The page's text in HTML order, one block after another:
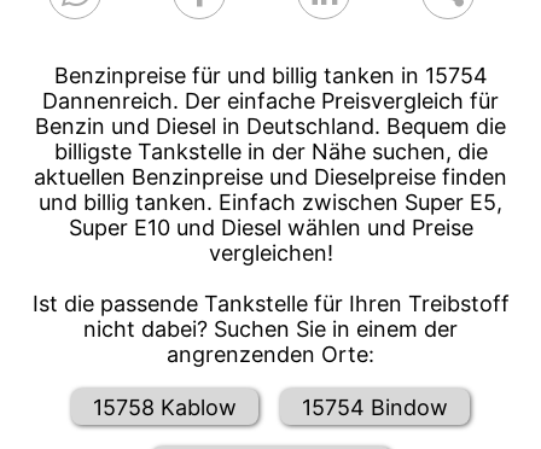
Benzinpreise für und billig tanken in 15754
Dannenreich. Der einfache Preisvergleich für
Benzin und Diesel in Deutschland. Bequem die
billigste Tankstelle in der Nähe suchen, die
aktuellen Benzinpreise und Dieselpreise finden
und billig tanken. Einfach zwischen Super E5,
Super E10 und Diesel wählen und Preise
vergleichen!
Ist die passende Tankstelle für Ihren Treibstoff
nicht dabei? Suchen Sie in einem der
angrenzenden Orte:
15758 Kablow 15754 Bindow